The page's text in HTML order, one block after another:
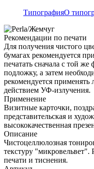
ТипографияО
Рекомендации по печати
Для получения чистого
бумагах рекомендуется
печатать сначала с той
подложку, а затем
рекомендуется
действием УФ-излучения.
Применение
Визитные карточки,
представительская и
высококачественная
Описание
Чистоцеллюлозная
текстуру "микровельвет".
печати и тиснения.